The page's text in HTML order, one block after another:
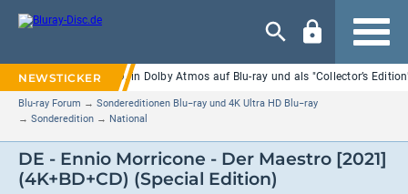
Navigation
ab 25.09. in Dolby Atmos auf Blu-ray und als "Collector’s Edition"
Blu-ray Forum → Sondereditionen Blu−ray und 4K Ultra HD Blu−ray
→ Sonderedition → National
DE - Ennio Morricone - Der Maestro [2021]
(4K+BD+CD) (Special Edition)